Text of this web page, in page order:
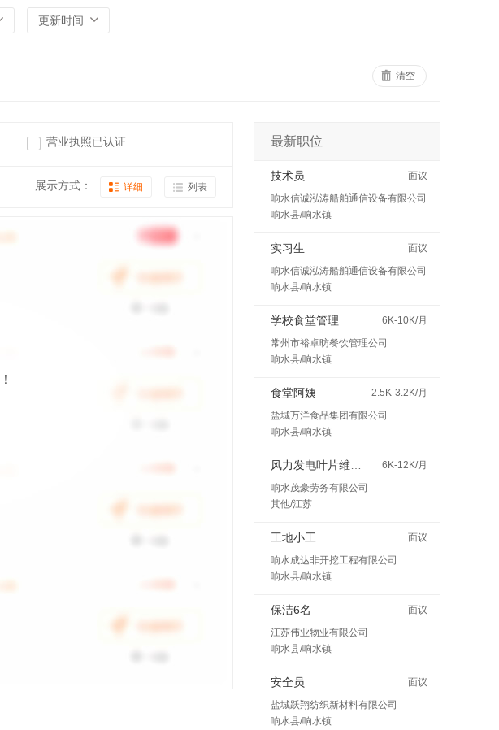
更新时间
清空
营业执照已认证
展示方式： 详细 列表
最新职位
技术员
面议
响水信诚泓涛船舶通信设备有限公司
响水县/响水镇
实习生
面议
响水信诚泓涛船舶通信设备有限公司
响水县/响水镇
学校食堂管理
6K-10K/月
常州市裕卓昉餐饮管理公司
响水县/响水镇
食堂阿姨
2.5K-3.2K/月
盐城万洋食品集团有限公司
响水县/响水镇
6K-12K/月
响水茂豪劳务有限公司
其他/江苏
工地小工
面议
响水成达非开挖工程有限公司
响水县/响水镇
保洁6名
面议
江苏伟业物业有限公司
响水县/响水镇
安全员
面议
盐城跃翔纺织新材料有限公司
响水县/响水镇